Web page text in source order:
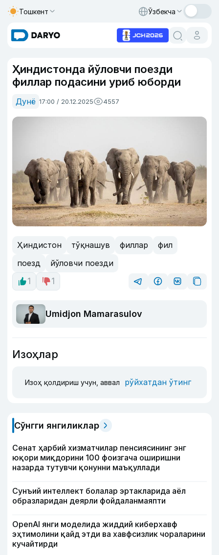
Тошкент Ўзбекча
Ҳиндистонда йўловчи поезди
филлар подасини уриб юборди
Дунё 17:00 / 20.12.2025 4557
Ҳиндистон тўқнашув филлар
фил
поезд
йўловчи поезди
1
1
Umidjon Mamarasulov
Изоҳлар
Изоҳ қолдириш учун, аввал рўйхатдан ўтинг
Сўнгги янгиликлар
Сенат ҳарбий хизматчилар пенсиясининг энг
юқори миқдорини 100 фоизгача оширишни
назарда тутувчи қонунни маъқуллади
Сунъий интеллект болалар эртакларида аёл
образларидан деярли фойдаланмаяпти
OpenAI янги моделида жиддий киберхавф
эҳтимолини қайд этди ва хавфсизлик чораларини
кучайтирди